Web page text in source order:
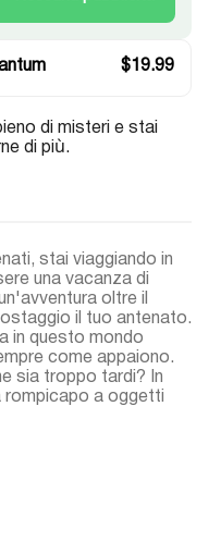
$19.99
di misteri e stai
di più.
stai viaggiando in
una vacanza di
oltre il
il tuo antenato.
in questo mondo
come appaiono.
sia troppo tardi? In
a oggetti